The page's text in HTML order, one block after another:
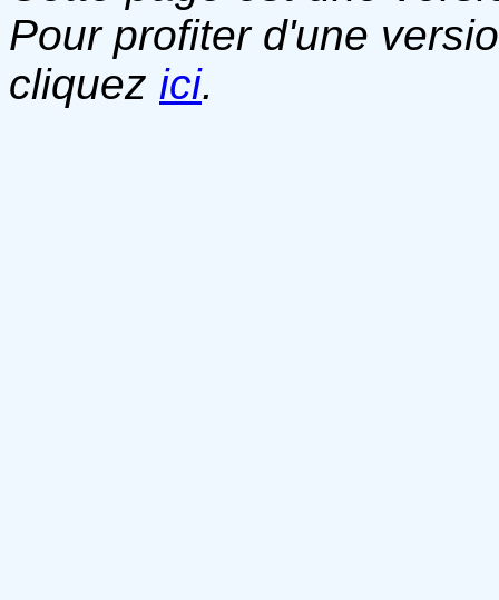
Pour profiter d'une
cliquez ici.